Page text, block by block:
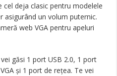
cel deja clasic pentru modelele
asigurând un volum puternic.
web VGA pentru apeluri
găsi 1 port USB 2.0, 1 port
și 1 port de rețea. Te vei